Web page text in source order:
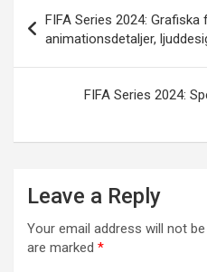
navigation
FIFA Series 2024: Grafiska
animationsdetaljer,
FIFA Series 2024:
Leave a Reply
Your email address will not be
are marked *